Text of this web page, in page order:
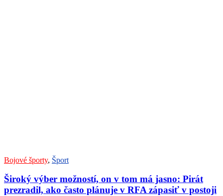
Bojové športy, Šport
Široký výber možností, on v tom má jasno: Pirát
prezradil, ako často plánuje v RFA zápasiť v postoji